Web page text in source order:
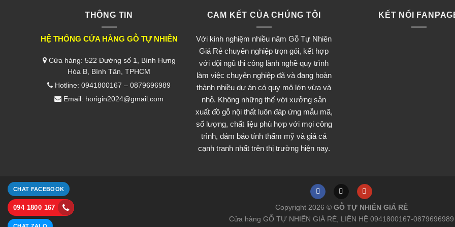
THÔNG TIN
HỆ THỐNG CỬA HÀNG GỖ TỰ NHIÊN
Cửa hàng: 522 Đường số 1, Bình Hưng
Hòa B, Bình Tân, TPHCM
Hotline: 0941800167 – 0879696989
Email: horigin2024@gmail.com
CAM KẾT CỦA CHÚNG TÔI
Với kinh nghiệm nhiều năm Gỗ Tự Nhiên
Giá Rẻ chuyên nghiệp trọn gói, kết hợp
với đội ngũ thi công lành nghề quy trình
làm việc chuyên nghiệp đã và đang hoàn
thành nhiều dự án có quy mô lớn vừa và
nhỏ. Không những thế với xưởng sản
xuất đồ gỗ nội thất luôn đáp ứng mẫu mã,
số lượng, chất liệu phù hợp với mọi công
trình, đảm bảo tính thẩm mỹ và giá cả
cạnh tranh nhất trên thị trường hiện nay.
KẾT NỐI
CHAT FACEBOOK
094 1800 167 Copyright 2026 © GỖ TỰ NHIÊN GIÁ RẺ
Cửa hàng GỖ TỰ NHIÊN GIÁ RẺ, LIÊN HỆ 0941800167-0879696989